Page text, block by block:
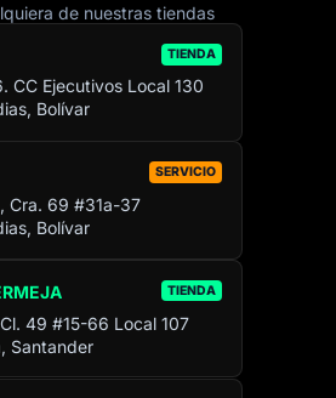
de nuestras tiendas
TIENDA
CC Ejecutivos Local 130
Bolívar
SERVICIO
Cra. 69 #31a-37
Bolívar
TIENDA
49 #15-66 Local 107
Santander